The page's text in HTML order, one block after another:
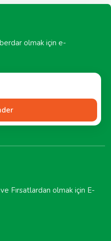
olmak için e-
Fırsatlardan olmak için E-